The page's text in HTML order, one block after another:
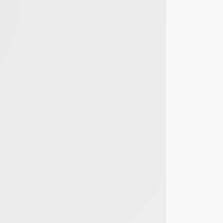
de code que nous fourni Facebook nous permet de poursuivre nos
telles que le nombre de visites, le temps moyen passé sur le site web